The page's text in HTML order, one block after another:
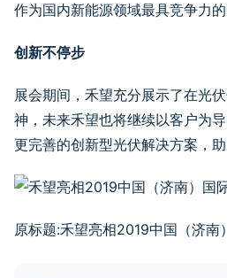
作为国内新能源领域最具竞争力的
创新不停步
展会期间，禾望充分展示了在光
神，未来禾望也将继续以客户为
更完善的创新型光伏解决方案，助
原标题:禾望亮相2019中国（济南